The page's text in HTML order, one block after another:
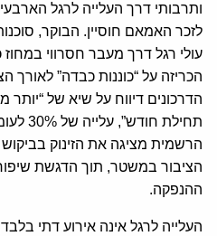
ותרבותי דרך העלייה לרגל
לזכר האמאם חוסיין. הבוקר,
עולי רגל דרך מעבר חסרווי
הכריזה על “כוננות כבדה”
הדרכונים דיווח על שיא של “יותר
תחילת
הרשמית מציגה את הזינוק בביקוש
הציבור במשטר, תוך הדגשת
ההנפקה.
העלייה לרגל אינה אירוע דתי